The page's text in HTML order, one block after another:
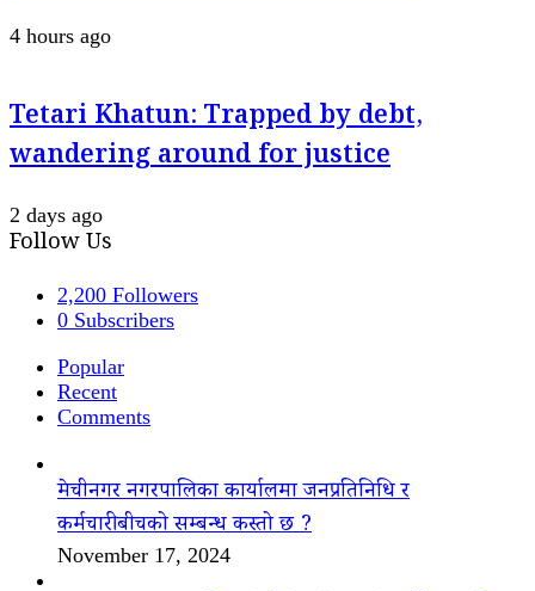
4 hours ago
Tetari Khatun: Trapped by debt,
wandering around for justice
2 days ago
Follow Us
2,200 Followers
0 Subscribers
Popular
Recent
Comments
मेचीनगर नगरपालिका कार्यालमा जनप्रतिनिधि र
कर्मचारीबीचको सम्बन्ध कस्तो छ ?
November 17, 2024